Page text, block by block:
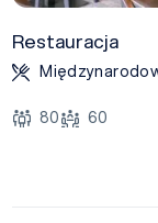
Restauracja
80 60